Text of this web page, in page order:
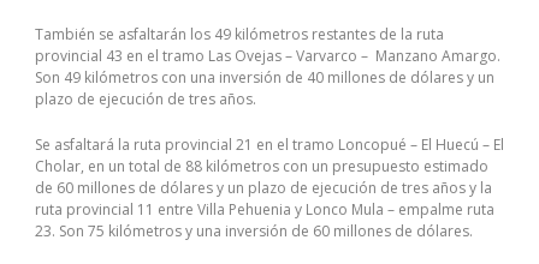
También se asfaltarán los 49 kilómetros restantes de la ruta
provincial 43 en el tramo Las Ovejas – Varvarco – Manzano Amargo.
Son 49 kilómetros con una inversión de 40 millones de dólares y un
plazo de ejecución de tres años.
Se asfaltará la ruta provincial 21 en el tramo Loncopué – El Huecú – El
Cholar, en un total de 88 kilómetros con un presupuesto estimado
de 60 millones de dólares y un plazo de ejecución de tres años y la
ruta provincial 11 entre Villa Pehuenia y Lonco Mula – empalme ruta
23. Son 75 kilómetros y una inversión de 60 millones de dólares.